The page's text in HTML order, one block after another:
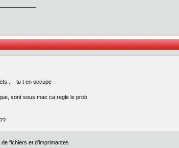
tu t en occupe
sont sous mac ca regle le prob
fichiers et d'imprimantes